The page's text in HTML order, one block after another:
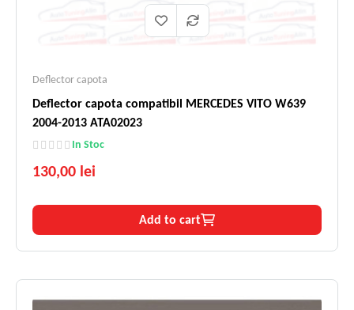
Deflector capota
Deflector capota compatibil MERCEDES VITO W639
2004-2013 ATA02023
In Stoc
130,00 lei
Add to cart